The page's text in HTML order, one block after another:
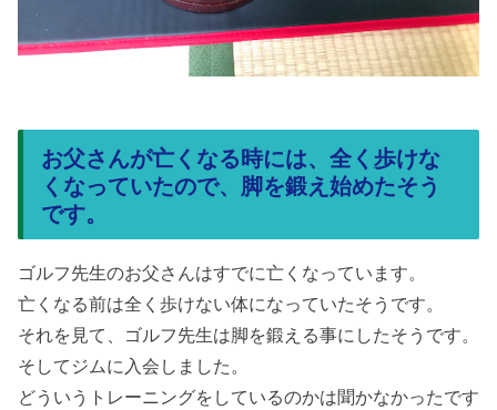
お父さんが亡くなる時には、全く歩けな
くなっていたので、脚を鍛え始めたそう
です。
ゴルフ先生のお父さんはすでに亡くなっています。
亡くなる前は全く歩けない体になっていたそうです。
それを見て、ゴルフ先生は脚を鍛える事にしたそうです。
そしてジムに入会しました。
どういうトレーニングをしているのかは聞かなかったです